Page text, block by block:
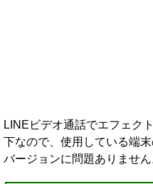
LINEビデオ通話でエフェク
下なので、使用している端
バージョンに問題ありません